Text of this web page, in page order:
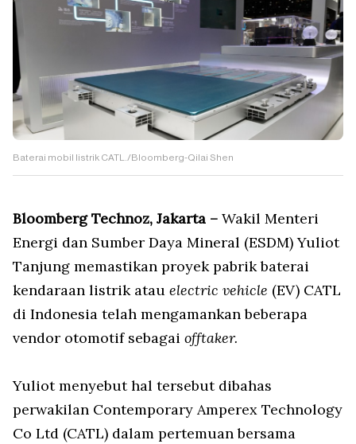
Baterai mobil listrik CATL./Bloomberg-Qilai Shen
Bloomberg Technoz, Jakarta – Wakil Menteri
Energi dan Sumber Daya Mineral (ESDM) Yuliot
Tanjung memastikan proyek pabrik baterai
kendaraan listrik atau electric vehicle (EV) CATL
di Indonesia telah mengamankan beberapa
vendor otomotif sebagai offtaker.
Yuliot menyebut hal tersebut dibahas
perwakilan Contemporary Amperex Technology
Co Ltd (CATL) dalam pertemuan bersama